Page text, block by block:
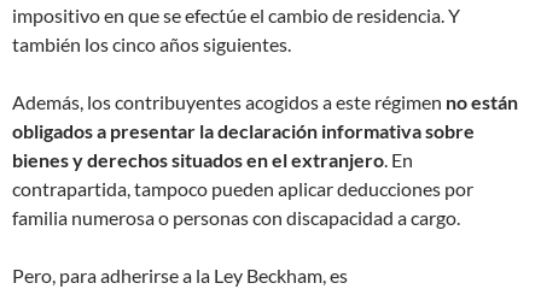
impositivo en que se efectúe el cambio de residencia. Y
también los cinco años siguientes.
Además, los contribuyentes acogidos a este régimen no están
obligados a presentar la declaración informativa sobre
bienes y derechos situados en el extranjero. En
contrapartida, tampoco pueden aplicar deducciones por
familia numerosa o personas con discapacidad a cargo.
Pero, para adherirse a la Ley Beckham, es